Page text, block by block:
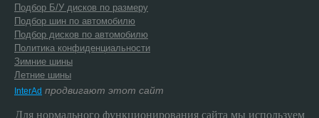
Подбор Б/У дисков по размеру
Подбор шин по автомобилю
Подбор дисков по автомобилю
Политика конфиденциальности
Зимние шины
Летние шины
InterAd продвигают этот сайт
Для нормального функционирования сайта мы используем